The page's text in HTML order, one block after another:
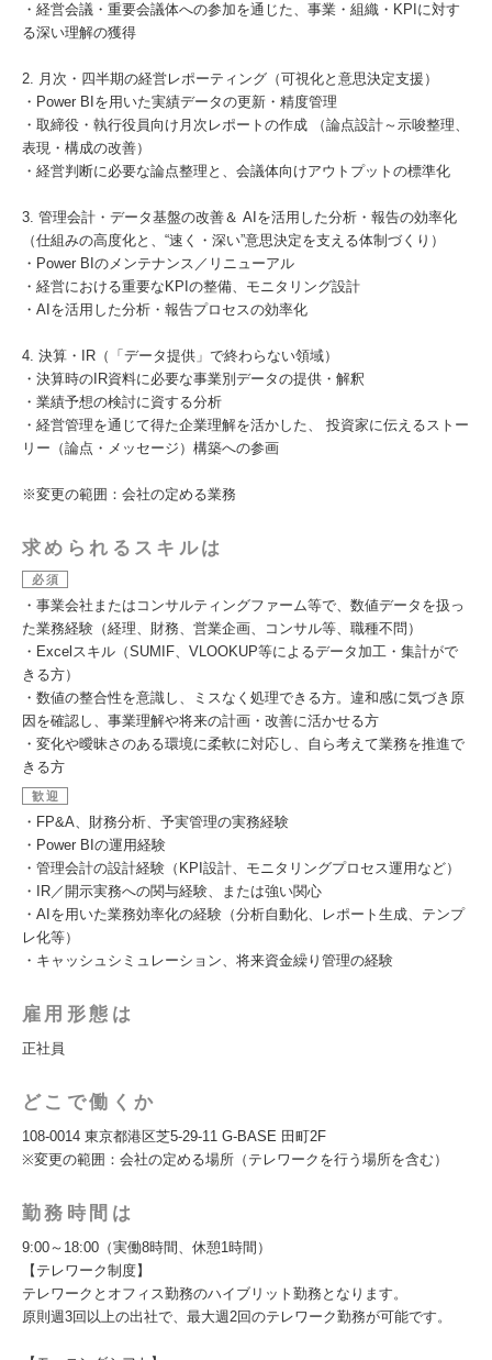
・経営会議・重要会議体への参加を通じた、事業・組織・KPIに対す
る深い理解の獲得
2. 月次・四半期の経営レポーティング（可視化と意思決定支援）
・Power BIを用いた実績データの更新・精度管理
・取締役・執行役員向け月次レポートの作成 （論点設計～示唆整理、
表現・構成の改善）
・経営判断に必要な論点整理と、会議体向けアウトプットの標準化
3. 管理会計・データ基盤の改善＆ AIを活用した分析・報告の効率化
（仕組みの高度化と、“速く・深い”意思決定を支える体制づくり）
・Power BIのメンテナンス／リニューアル
・経営における重要なKPIの整備、モニタリング設計
・AIを活用した分析・報告プロセスの効率化
4. 決算・IR（「データ提供」で終わらない領域）
・決算時のIR資料に必要な事業別データの提供・解釈
・業績予想の検討に資する分析
・経営管理を通じて得た企業理解を活かした、 投資家に伝えるストー
リー（論点・メッセージ）構築への参画
※変更の範囲：会社の定める業務
求められるスキルは
必須
・事業会社またはコンサルティングファーム等で、数値データを扱っ
た業務経験（経理、財務、営業企画、コンサル等、職種不問）
・Excelスキル（SUMIF、VLOOKUP等によるデータ加工・集計がで
きる方）
・数値の整合性を意識し、ミスなく処理できる方。違和感に気づき原
因を確認し、事業理解や将来の計画・改善に活かせる方
・変化や曖昧さのある環境に柔軟に対応し、自ら考えて業務を推進で
きる方
歓迎
・FP&A、財務分析、予実管理の実務経験
・Power BIの運用経験
・管理会計の設計経験（KPI設計、モニタリングプロセス運用など）
・IR／開示実務への関与経験、または強い関心
・AIを用いた業務効率化の経験（分析自動化、レポート生成、テンプ
レ化等）
・キャッシュシミュレーション、将来資金繰り管理の経験
雇用形態は
正社員
どこで働くか
108-0014 東京都港区芝5-29-11 G-BASE 田町2F
※変更の範囲：会社の定める場所（テレワークを行う場所を含む）
勤務時間は
9:00～18:00（実働8時間、休憩1時間）
【テレワーク制度】
テレワークとオフィス勤務のハイブリット勤務となります。
原則週3回以上の出社で、最大週2回のテレワーク勤務が可能です。